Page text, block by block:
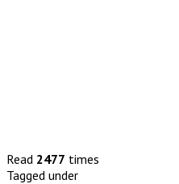
Read 2477 times
Tagged under